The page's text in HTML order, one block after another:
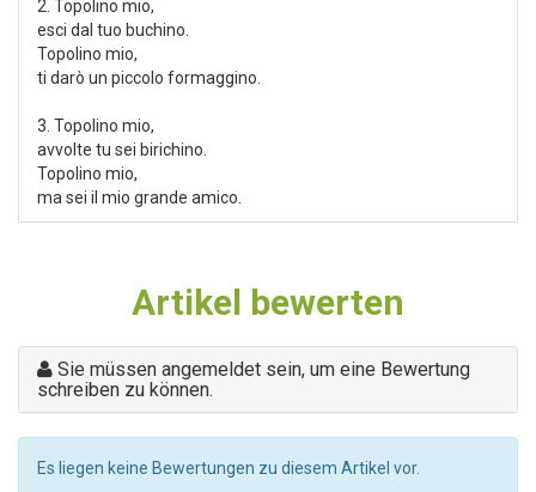
2. Topolino mio,
esci dal tuo buchino.
Topolino mio,
ti darò un piccolo formaggino.
3. Topolino mio,
avvolte tu sei birichino.
Topolino mio,
ma sei il mio grande amico.
Artikel bewerten
Sie müssen angemeldet sein, um eine Bewertung
schreiben zu können.
Es liegen keine Bewertungen zu diesem Artikel vor.